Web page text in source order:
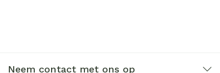
Neem contact met ons op